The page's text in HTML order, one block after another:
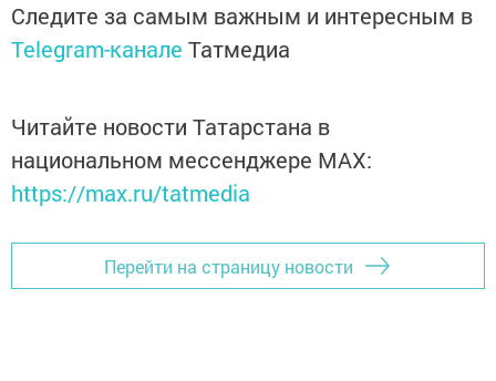
Следите за самым важным и интересным в
Telegram-канале Татмедиа
Читайте новости Татарстана в
национальном мессенджере MАХ:
https://max.ru/tatmedia
Перейти на страницу новости